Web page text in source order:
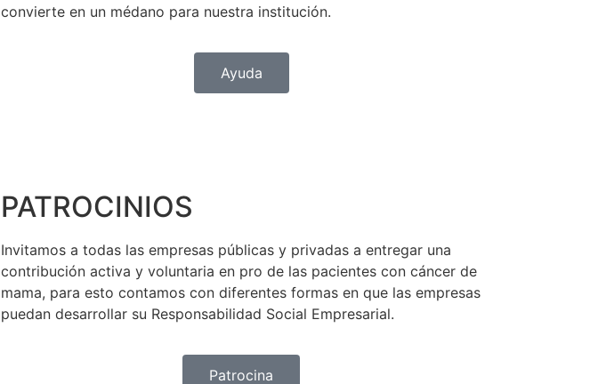
convierte en un médano para nuestra institución.
Ayuda
PATROCINIOS
Invitamos a todas las empresas públicas y privadas a entregar una
contribución activa y voluntaria en pro de las pacientes con cáncer de
mama, para esto contamos con diferentes formas en que las empresas
puedan desarrollar su Responsabilidad Social Empresarial.
Patrocina